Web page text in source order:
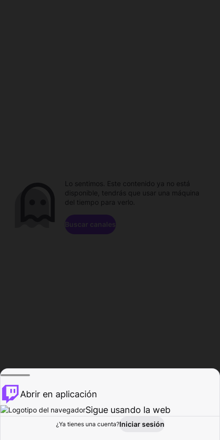
Explorar Actividad
Lo sentimos. Este contenido ya no está
disponible, tendrás que usar una máquina
del tiempo para verlo.
Buscar canales
Abrir en aplicación
Sigue usando la web
¿Ya tienes una cuenta?Iniciar sesión